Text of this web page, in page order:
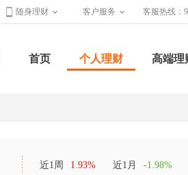
随身理财 客户服务 客服热线：
首页 个人理财 高端理
近1周 1.93% 近1月
-1.98%